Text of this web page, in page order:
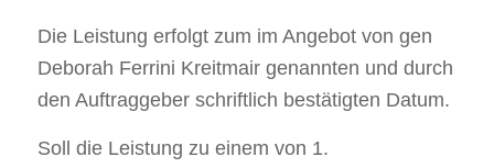
Die Leistung erfolgt zum im Angebot von gen
Deborah Ferrini Kreitmair genannten und durch
den Auftraggeber schriftlich bestätigten Datum.
Soll die Leistung zu einem von 1.